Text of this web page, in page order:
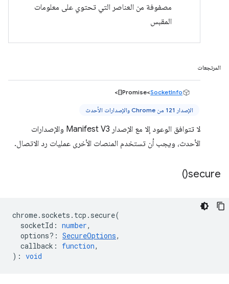
مصفوفة من العناصر التي تحتوي على معلومات
المقبس
المرتجعات
Promise<SocketInfo
[]>
الإصدار 121 من Chrome والإصدارات الأحدث
لا تتوافق الوعود إلا مع الإصدار Manifest V3 والإصدارات
الأحدث، ويجب أن تستخدم المنصات الأخرى عمليات رد الاتصال.
secure(
)
chrome. sockets . tcp . secure(
socketId : number,
options? : SecureOptions,
callback : function,
) : void